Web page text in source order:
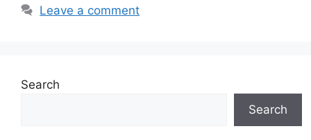
Leave a comment
Search
Search